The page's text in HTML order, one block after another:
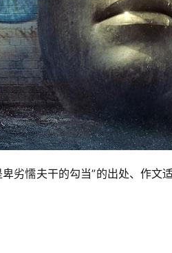
劣懦夫干的勾当”的出处、作文